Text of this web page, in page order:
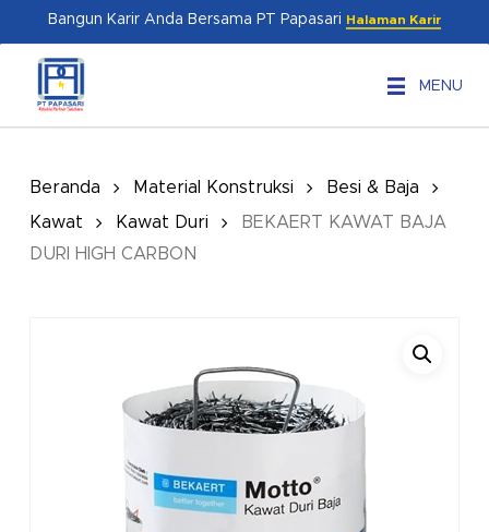
content
Bangun Karir Anda Bersama PT Papasari Halaman Karir
MENU
Beranda Material Konstruksi
Besi & Baja
Kawat
Kawat Duri
BEKAERT KAWAT BAJA
DURI HIGH CARBON
Menu